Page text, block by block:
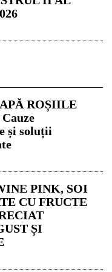
ROȘIILE
și soluții
PINK, SOI
CU FRUCTE
ȘI